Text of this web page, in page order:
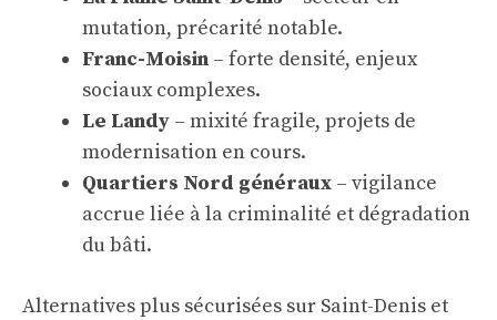
mutation, précarité notable.
Franc-Moisin – forte densité, enjeux
sociaux complexes.
Le Landy – mixité fragile, projets de
modernisation en cours.
Quartiers Nord généraux – vigilance
accrue liée à la criminalité et dégradation
du bâti.
Alternatives plus sécurisées sur Saint-Denis et